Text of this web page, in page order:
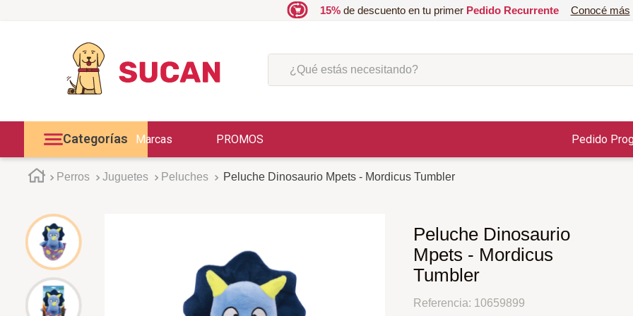
15%de descuento en tu primer Pedido Recurrente Conocé más
¿Qué estás necesitando?
Categorías Marcas PROMOS Pedido
Perros Juguetes Peluches Peluche Dinosaurio Mpets - Mordicus Tumbler
Peluche Dinosaurio
Mpets - Mordicus
Tumbler
Referencia: 10659899